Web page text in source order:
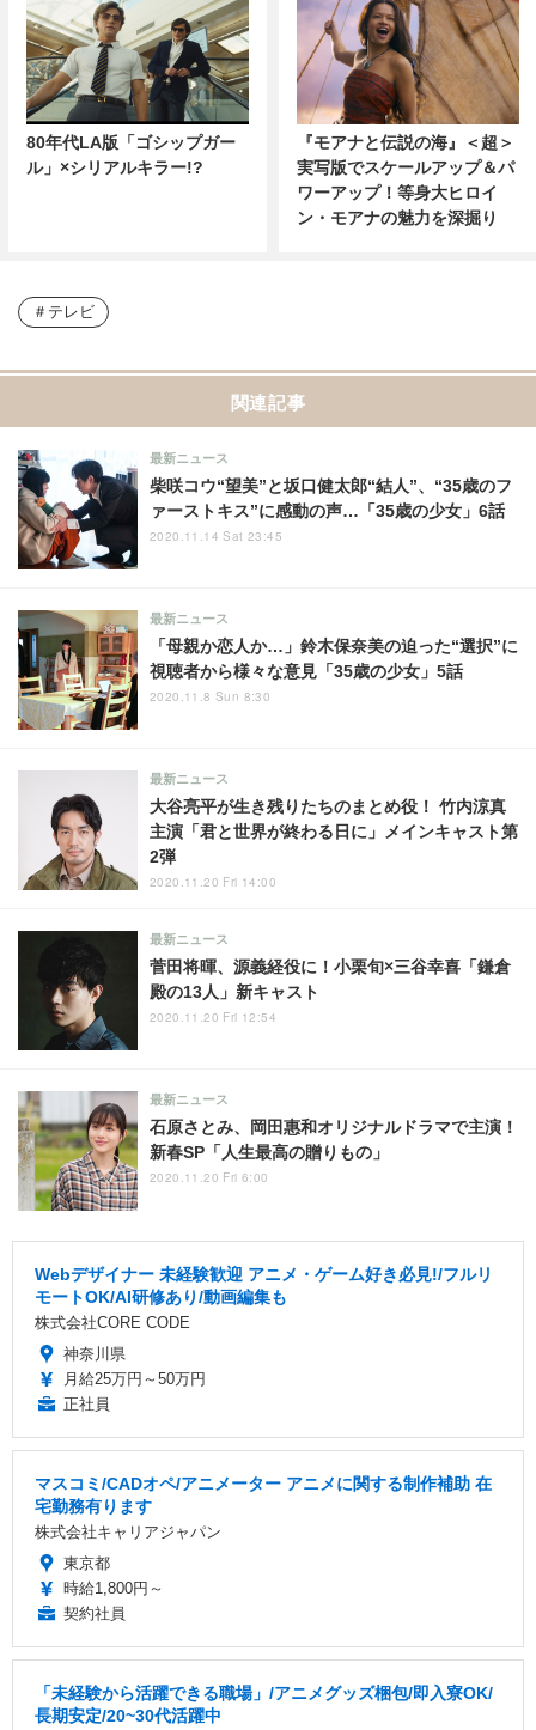
80年代LA版「ゴシップガー
ル」×シリアルキラー!?
『モアナと伝説の海』＜超＞
実写版でスケールアップ＆パ
ワーアップ！等身大ヒロイ
ン・モアナの魅力を深掘り
テレビ
関連記事
柴咲コウ“望美”と坂口健太郎“結人”、“35歳のフ
ァーストキス”に感動の声…「35歳の少女」6話
最新ニュース
2020.11.14 Sat 23:45
「母親か恋人か…」鈴木保奈美の迫った“選択”に
視聴者から様々な意見「35歳の少女」5話
最新ニュース
2020.11.8 Sun 8:30
大谷亮平が生き残りたちのまとめ役！ 竹内涼真
主演「君と世界が終わる日に」メインキャスト第
2弾
最新ニュース
2020.11.20 Fri 14:00
菅田将暉、源義経役に！小栗旬×三谷幸喜「鎌倉
殿の13人」新キャスト
最新ニュース
2020.11.20 Fri 12:54
石原さとみ、岡田惠和オリジナルドラマで主演！
新春SP「人生最高の贈りもの」
最新ニュース
2020.11.20 Fri 6:00
Webデザイナー 未経験歓迎 アニメ・ゲーム好き必見!/フルリ
モートOK/AI研修あり/動画編集も
株式会社CORE CODE
神奈川県
月給25万円～50万円
正社員
マスコミ/CADオペ/アニメーター アニメに関する制作補助 在
宅勤務有ります
株式会社キャリアジャパン
東京都
時給1,800円～
契約社員
「未経験から活躍できる職場」/アニメグッズ梱包/即入寮OK/
長期安定/20~30代活躍中